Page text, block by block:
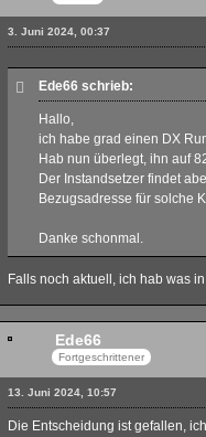
3. Juni 2024, 00:37
Ede66 schrieb:
Hallo,
ich habe grad einen DX
Hab nun überlegt, ihn auf
Der Instandsetzer findet
Bezugsadresse für solche
Danke schonmal.
Falls noch aktuell, ich hab was
Ede66
Fortgeschrittener
13. Juni 2024, 10:57
Die Entscheidung ist gefallen,